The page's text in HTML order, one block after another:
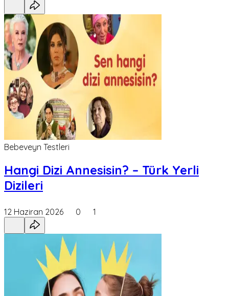
Bebeveyn Testleri
Hangi Dizi Annesisin? – Türk Yerli
Dizileri
12 Haziran 2026 0 1